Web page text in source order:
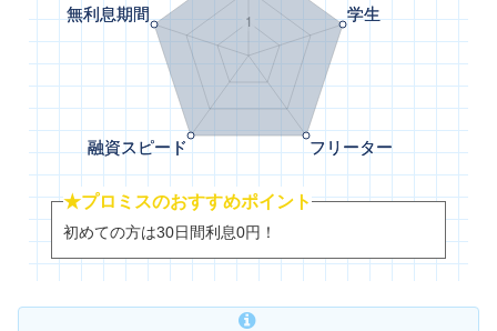
★プロミスのおすすめポイント
初めての方は30日間利息0円！